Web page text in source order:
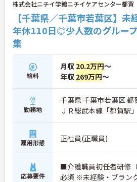
株式会社ニチイ学館ニチイケアセンター都賀
【千葉県／千葉市若葉区】
年休110日◎少人数のグルー
集
給料
月収 20.2万円～
年収 269万円～
勤務地
千葉県 千葉市若葉区
ＪＲ総武本線「都賀駅
雇用形態 正社員(正職員)
応募要件
■介護職員初任者研修
必須 ※未経験・ブラン